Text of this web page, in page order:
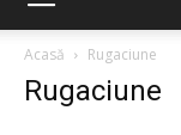
Acasă
Rugaciune
Rugaciune